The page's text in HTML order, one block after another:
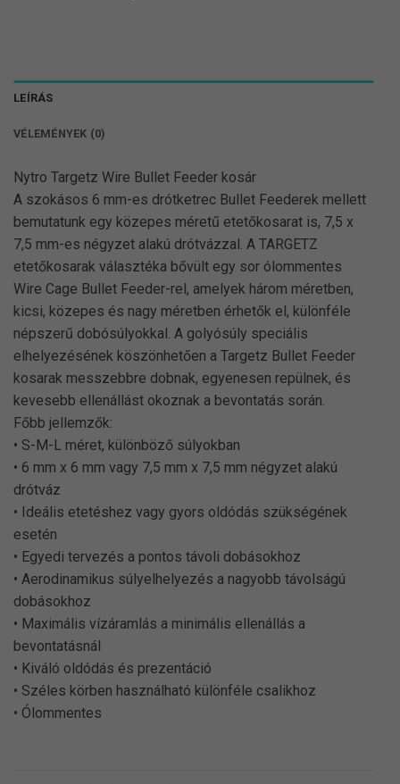
LEÍRÁS
VÉLEMÉNYEK (0)
Nytro Targetz Wire Bullet Feeder kosár
A szokásos 6 mm-es drótketrec Bullet Feederek mellett
bemutatunk egy közepes méretű etetőkosarat is, 7,5 x
7,5 mm-es négyzet alakú drótvázzal. A TARGETZ
etetőkosarak választéka bővült egy sor ólommentes
Wire Cage Bullet Feeder-rel, amelyek három méretben,
kicsi, közepes és nagy méretben érhetők el, különféle
népszerű dobósúlyokkal. A golyósúly speciális
elhelyezésének köszönhetően a Targetz Bullet Feeder
kosarak messzebbre dobnak, egyenesen repülnek, és
kevesebb ellenállást okoznak a bevontatás során.
Főbb jellemzők:
• S-M-L méret, különböző súlyokban
• 6 mm x 6 mm vagy 7,5 mm x 7,5 mm négyzet alakú
drótváz
• Ideális etetéshez vagy gyors oldódás szükségének
esetén
• Egyedi tervezés a pontos távoli dobásokhoz
• Aerodinamikus súlyelhelyezés a nagyobb távolságú
dobásokhoz
• Maximális vízáramlás a minimális ellenállás a
bevontatásnál
• Kiváló oldódás és prezentáció
• Széles körben használható különféle csalikhoz
• Ólommentes